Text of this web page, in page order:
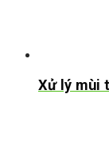
Xử lý mùi